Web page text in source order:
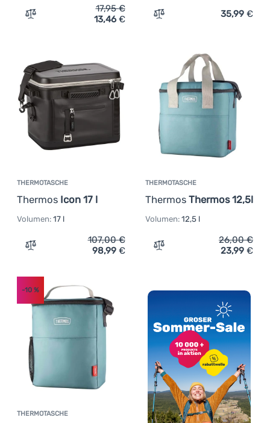
Zum Vergleich 'Kühltasche Easy Camp Arctic Daisy S'
17,95€
13,46 € Zum Vergleich
35,99 €
THERMOTASCHE
Thermos Icon 17 l
Volumen: 17 l
Zum Vergleich 'Thermotasche Thermos Icon 17 l'
107,00€
98,99 €
THERMOTASCHE
Thermos Thermos 12,5l
Volumen: 12,5 l
Zum Vergleich
26,00€
23,99 €
THERMOTASCHE
-10 %